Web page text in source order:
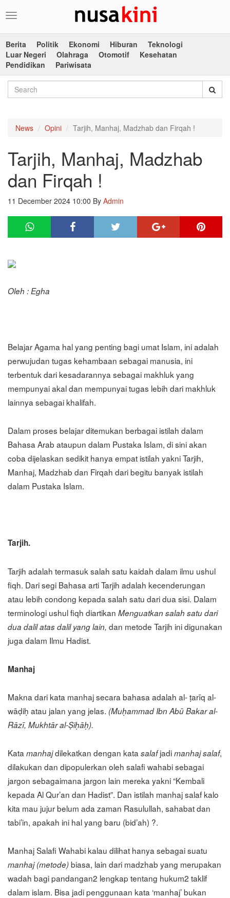
Toggle
Berita
Politik Ekonomi Hiburan
Teknologi
Luar Negeri
Olahraga Otomotif
Kesehatan
Pendidikan
Pariwisata
News Opini Tarjih, Manhaj, Madzhab dan Firqah !
Tarjih, Manhaj, Madzhab
dan Firqah !
11 December 2024 10:00 By Admin
Oleh : Egha
Belajar Agama hal yang penting bagi umat Islam, ini adalah
perwujudan tugas kehambaan sebagai manusia, ini
terbentuk dari kesadarannya sebagai makhluk yang
mempunyai akal dan mempunyai tugas lebih dari makhluk
lainnya sebagai khalifah.
Dalam proses belajar ditemukan berbagai istilah dalam
Bahasa Arab ataupun dalam Pustaka Islam, di sini akan
coba dijelaskan sedikit hanya empat istilah yakni Tarjih,
Manhaj, Madzhab dan Firqah dari begitu banyak istilah
dalam Pustaka Islam.
Tarjih.
Tarjih adalah termasuk salah satu kaidah dalam ilmu ushul
fiqh. Dari segi Bahasa arti Tarjih adalah kecenderungan
atau lebih condong kepada salah satu dari dua sisi. Dalam
terminologi ushul fiqh diartikan Menguatkan salah satu dari
dua dalil atas dalil yang lain, dan metode Tarjih ini digunakan
juga dalam Ilmu Hadist.
Manhaj
Makna dari kata manhaj secara bahasa adalah al- ṭarīq al-
wāḍiḥ atau jalan yang jelas. (Muḥammad Ibn Abū Bakar al-
Rāzī, Mukhtār al-Ṣiḥāḥ).
Kata manhajdilekatkan dengan kata salafjadimanhaj salaf,
dilakukan dan dipopulerkan oleh salafi wahabi sebagai
jargon sebagaimana jargon lain mereka yakni “Kembali
kepada Al Qur’an dan Hadist”. Dan istilah manhaj salaf kalo
kita mau jujur belum ada zaman Rasulullah, sahabat dan
tabi’in, apakah ini hal yang baru (bid’ah) ?.
Manhaj Salafi Wahabi kalau dilihat hanya sebagai suatu
manhaj (metode)biasa, lain dari madzhab yang merupakan
wadah bagi pandangan2 lengkap tentang hukum2 taklif
dalam islam. Bisa jadi penggunaan kata ‘manhaj’ bukan